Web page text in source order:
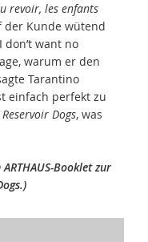
revoir, les enfants
der Kunde wütend
want no
warum er den
Tarantino
einfach perfekt zu
Reservoir Dogs, was
Booklet zur
.)